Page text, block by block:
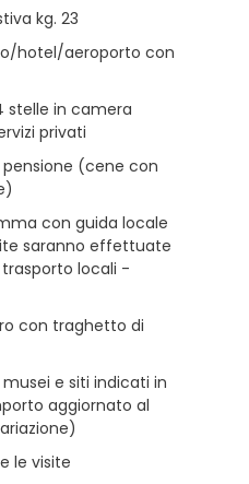
kg. 23
hotel/aeroporto con
stelle in camera
privati
(cene con
con guida locale
saranno effettuate
locali -
con traghetto di
e siti indicati in
aggiornato al
le visite